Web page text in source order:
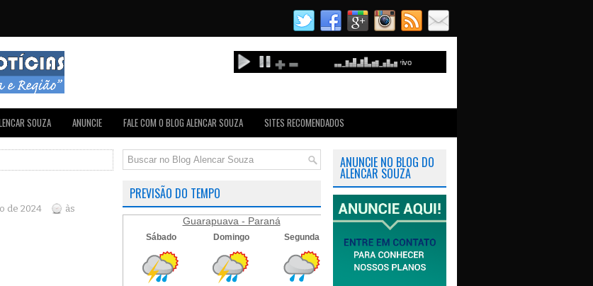
SOUZA ANUNCIE FALE COM O BLOG ALENCAR SOUZA SITES RECOMENDADOS
de 2024
às
PREVISÃO DO TEMPO
Guarapuava - Paraná
ANUNCIE NO BLOG DO
ALENCAR SOUZA